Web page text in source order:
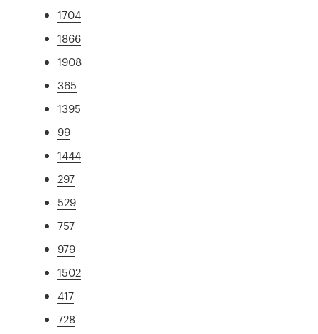
1704
1866
1908
365
1395
99
1444
297
529
757
979
1502
417
728